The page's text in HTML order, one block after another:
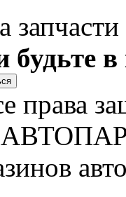
в
права